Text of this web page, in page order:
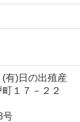
)日の出殖産
１７－２２
号